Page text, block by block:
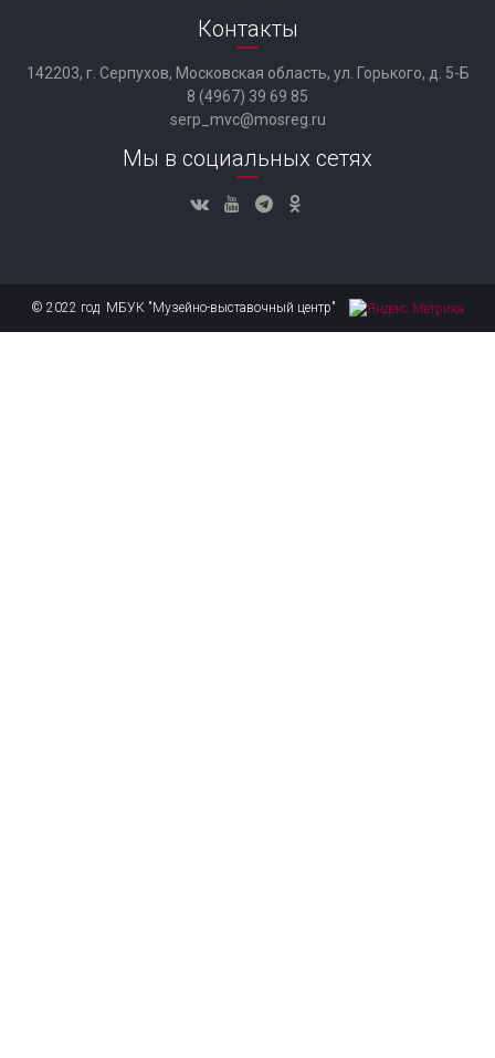
Контакты
142203, г. Серпухов, Московская область, ул. Горького, д. 5-Б
8 (4967) 39 69 85
serp_mvc@mosreg.ru
Мы в социальных сетях
© 2022 год МБУК "Музейно-выставочный центр"